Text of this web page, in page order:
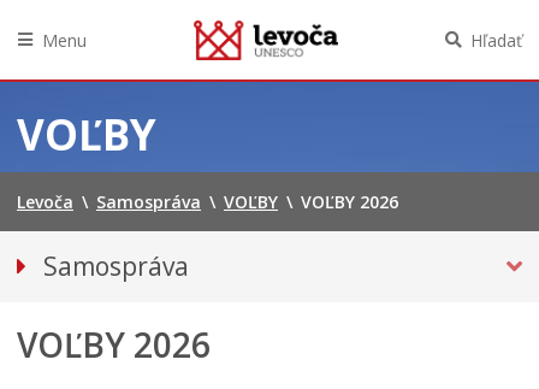
na
obsah
Menu Hľadať
VOĽBY
Levoča \ Samospráva \ VOĽBY \ VOĽBY 2026
Samospráva
Hlavný kontrolór mesta
VOĽBY 2026